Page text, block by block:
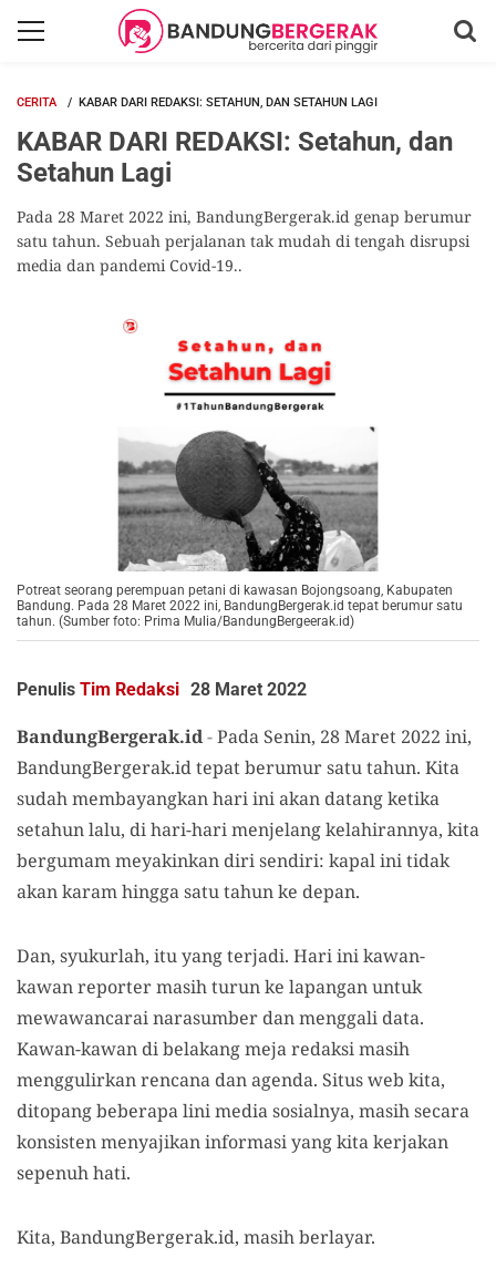
CERITA KABAR DARI REDAKSI: SETAHUN, DAN SETAHUN LAGI
KABAR DARI REDAKSI: Setahun, dan
Setahun Lagi
Pada 28 Maret 2022 ini, BandungBergerak.id genap berumur
satu tahun. Sebuah perjalanan tak mudah di tengah disrupsi
media dan pandemi Covid-19..
Potreat seorang perempuan petani di kawasan Bojongsoang, Kabupaten
Bandung. Pada 28 Maret 2022 ini, BandungBergerak.id tepat berumur satu
tahun. (Sumber foto: Prima Mulia/BandungBergeerak.id)
Penulis Tim Redaksi 28 Maret 2022
BandungBergerak.id-Pada Senin, 28 Maret 2022 ini,
BandungBergerak.id tepat berumur satu tahun. Kita
sudah membayangkan hari ini akan datang ketika
setahun lalu, di hari-hari menjelang kelahirannya, kita
bergumam meyakinkan diri sendiri: kapal ini tidak
akan karam hingga satu tahun ke depan.
Dan, syukurlah, itu yang terjadi. Hari ini kawan-
kawan reporter masih turun ke lapangan untuk
mewawancarai narasumber dan menggali data.
Kawan-kawan di belakang meja redaksi masih
menggulirkan rencana dan agenda. Situs web kita,
ditopang beberapa lini media sosialnya, masih secara
konsisten menyajikan informasi yang kita kerjakan
sepenuh hati.
Kita, BandungBergerak.id, masih berlayar.